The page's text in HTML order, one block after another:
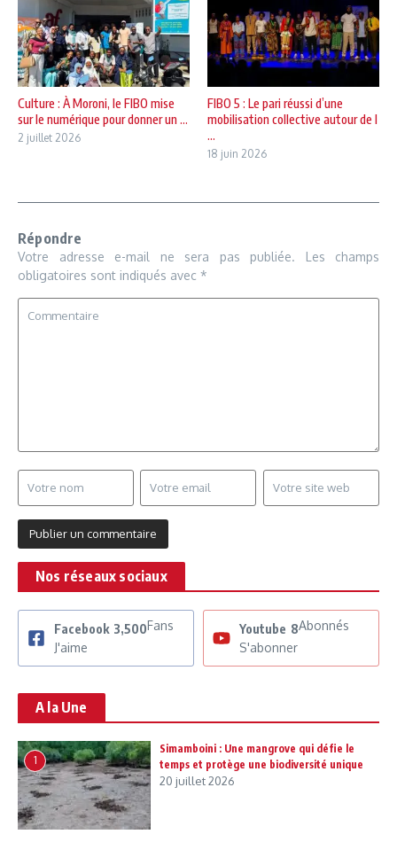
Culture : À Moroni, le FIBO mise
sur le numérique pour donner un ...
2 juillet 2026
FIBO 5 : Le pari réussi d’une
mobilisation collective autour de l
...
18 juin 2026
Répondre
Votre adresse e-mail ne sera pas publiée.
Les champs
obligatoires sont indiqués avec *
Nos réseaux sociaux
Facebook 3,500Fans
J'aime
Youtube 8Abonnés
S'abonner
A la Une
1
Simamboini : Une mangrove qui défie le
temps et protège une biodiversité unique
20 juillet 2026